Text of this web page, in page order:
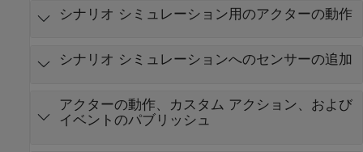
シナリオ シミュレーション用のアクターの動作
シナリオ シミュレーションへのセンサーの追加
アクターの動作、カスタム アクション、および
イベントのパブリッシュ